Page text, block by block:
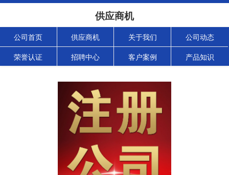
供应商机
公司首页 供应商机 关于我们 公司动态
荣誉认证 招聘中心 客户案例 产品知识